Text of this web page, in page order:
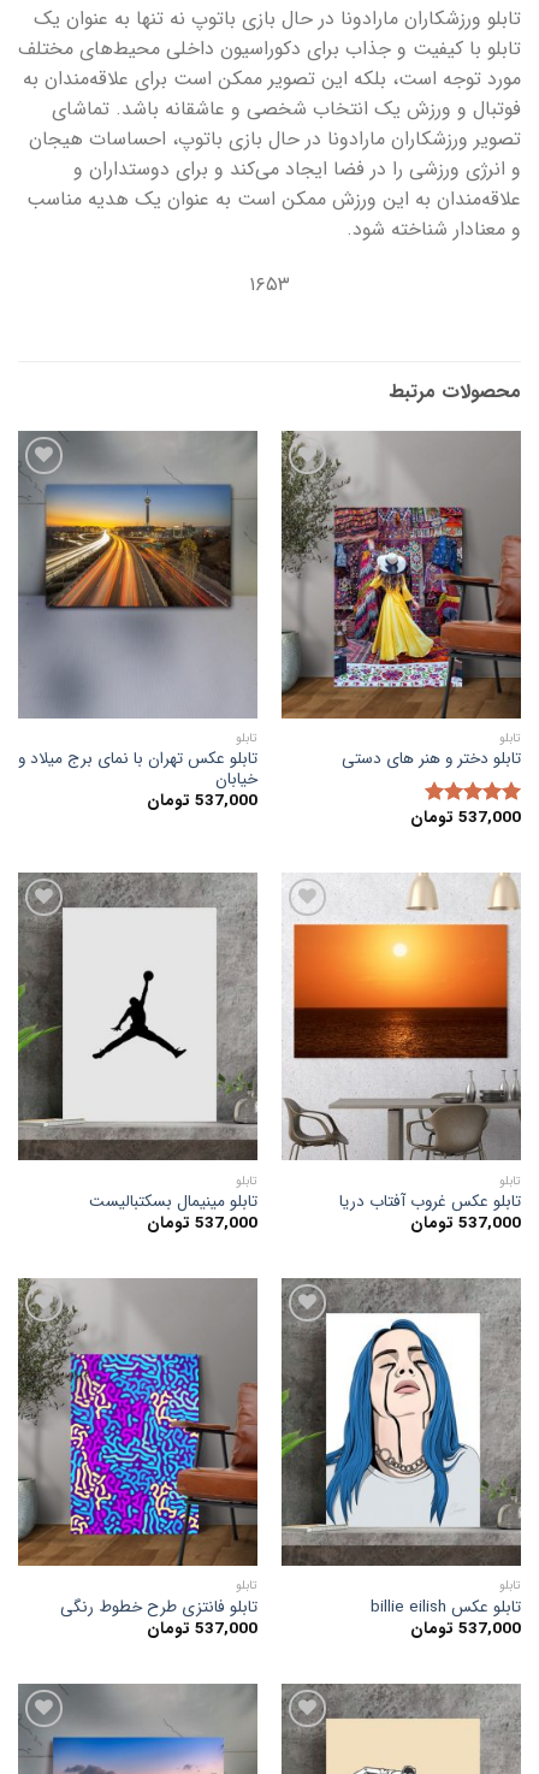
تابلو ورزشکاران مارادونا در حال بازی باتوپ نه تنها به عنوان یک
تابلو با کیفیت و جذاب برای دکوراسیون داخلی محیط‌های مختلف
مورد توجه است، بلکه این تصویر ممکن است برای علاقه‌مندان به
فوتبال و ورزش یک انتخاب شخصی و عاشقانه باشد. تماشای
تصویر ورزشکاران مارادونا در حال بازی باتوپ، احساسات هیجان
و انرژی ورزشی را در فضا ایجاد می‌کند و برای دوستداران و
علاقه‌مندان به این ورزش ممکن است به عنوان یک هدیه مناسب
و معنادار شناخته شود.
۱۶۵۳
محصولات مرتبط
افزودن
به
علاقه
مندی
تابلو
تابلو دختر و هنر های دستی
امتیاز5.00537,000 تومان
افزودن
به
علاقه
مندی
ها
تابلو
تابلو عکس تهران با نمای برج میلاد و
خیابان
537,000 تومان
علاقه
ها
تابلو
تابلو عکس غروب آفتاب دریا
537,000 تومان
افزودن
به
علاقه
مندی
ها
تابلو
تابلو مینیمال بسکتبالیست
537,000 تومان
افزودن
به
علاقه
مندی
ها
تابلو
تابلو عکس billie eilish
537,000 تومان
افزودن
به
علاقه
مندی
تابلو
تابلو فانتزی طرح خطوط رنگی
537,000 تومان